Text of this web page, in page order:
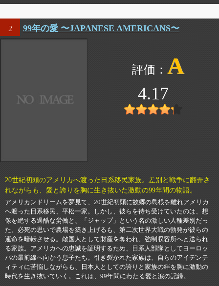
2 99年の愛 〜JAPANESE AMERICANS〜
A
4.17
20世紀初頭のアメリカへ渡った日系移民家族。差別と戦争に翻弄さ
れながらも、愛と誇りを胸に生き抜いた激動の99年間の物語。
アメリカンドリームを夢見て、20世紀初頭に故郷の島根を離れアメリカ
へ渡った日系移民、平松一家。しかし、彼らを待ち受けていたのは、想
像を絶する過酷な労働と、「ジャップ」という名の激しい人種差別だっ
た。必死の思いで農場を築き上げるも、第二次世界大戦の勃発が彼らの
運命を暗転させる。敵国人として財産を奪われ、強制収容所へと送られ
る家族。アメリカへの忠誠を証明するため、日系人部隊としてヨーロッ
パの最前線へ向かう息子たち。引き裂かれた家族は、自らのアイデンテ
ィティに苦悩しながらも、日本人としての誇りと家族の絆を胸に激動の
時代を生き抜いていく。これは、99年間にわたる愛と涙の記録。